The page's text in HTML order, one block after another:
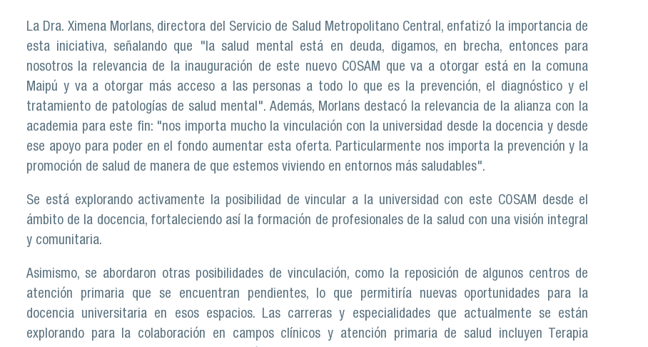
La Dra. Ximena Morlans, directora del Servicio de Salud Metropolitano Central, enfatizó la importancia de
esta iniciativa, señalando que "la salud mental está en deuda, digamos, en brecha, entonces para
nosotros la relevancia de la inauguración de este nuevo COSAM que va a otorgar está en la comuna
Maipú y va a otorgar más acceso a las personas a todo lo que es la prevención, el diagnóstico y el
tratamiento de patologías de salud mental". Además, Morlans destacó la relevancia de la alianza con la
academia para este fin: "nos importa mucho la vinculación con la universidad desde la docencia y desde
ese apoyo para poder en el fondo aumentar esta oferta. Particularmente nos importa la prevención y la
promoción de salud de manera de que estemos viviendo en entornos más saludables".
Se está explorando activamente la posibilidad de vincular a la universidad con este COSAM desde el
ámbito de la docencia, fortaleciendo así la formación de profesionales de la salud con una visión integral
y comunitaria.
Asimismo, se abordaron otras posibilidades de vinculación, como la reposición de algunos centros de
atención primaria que se encuentran pendientes, lo que permitiría nuevas oportunidades para la
docencia universitaria en esos espacios. Las carreras y especialidades que actualmente se están
explorando para la colaboración en campos clínicos y atención primaria de salud incluyen Terapia